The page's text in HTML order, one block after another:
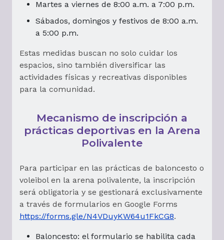
Martes a viernes de 8:00 a.m. a 7:00 p.m.
Sábados, domingos y festivos de 8:00 a.m.
a 5:00 p.m.
Estas medidas buscan no solo cuidar los
espacios, sino también diversificar las
actividades físicas y recreativas disponibles
para la comunidad.
Mecanismo de inscripción a
prácticas deportivas en la Arena
Polivalente
Para participar en las prácticas de baloncesto o
voleibol en la arena polivalente, la inscripción
será obligatoria y se gestionará exclusivamente
a través de formularios en Google Forms
https://forms.gle/N4VDuyKW64u1FkCG8.
Baloncesto: el formulario se habilita cada